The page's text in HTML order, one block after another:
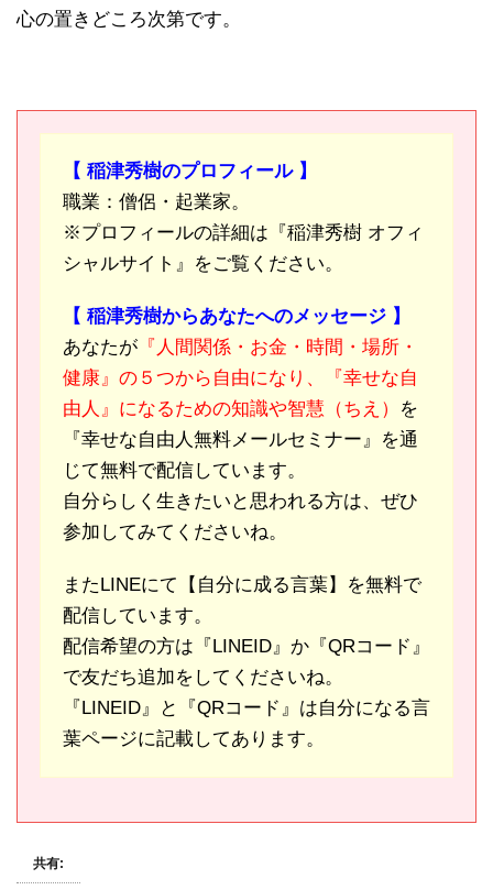
心の置きどころ次第です。
【 稲津秀樹のプロフィール 】
職業：僧侶・起業家。
※プロフィールの詳細は『稲津秀樹 オフィ
シャルサイト』をご覧ください。
【 稲津秀樹からあなたへのメッセージ 】
あなたが 『人間関係・お金・時間・場所・
健康』の５つから自由になり、『幸せな自
由人』になるための知識や智慧（ちえ）
を
『幸せな自由人無料メールセミナー』を通
じて無料で配信しています。
自分らしく生きたいと思われる方は、ぜひ
参加してみてくださいね。
またLINEにて【自分に成る言葉】を無料で
配信しています。
配信希望の方は『LINEID』か『QRコード』
で友だち追加をしてくださいね。
『LINEID』と『QRコード』は自分になる言
葉ページに記載してあります。
共有: